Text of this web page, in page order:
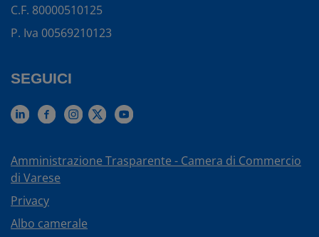
C.F. 80000510125
P. Iva 00569210123
SEGUICI
Amministrazione Trasparente - Camera di Commercio
di Varese
Privacy
Albo camerale